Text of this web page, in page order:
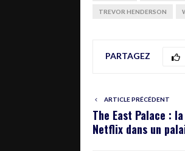
TREVOR HENDERSON
PARTAGEZ
ARTICLE PRÉCÉDENT
The East Palace :
Netflix dans un